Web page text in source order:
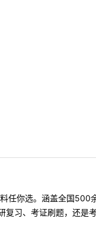
任你选。涵盖全国
习、考证刷题，还是